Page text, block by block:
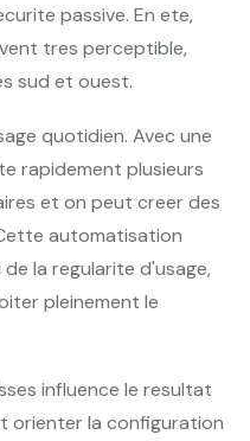
passive. En ete,
tres perceptible,
sud et ouest.
quotidien. Avec une
rapidement plusieurs
et on peut creer des
automatisation
la regularite d'usage,
pleinement le
influence le resultat
orienter la configuration